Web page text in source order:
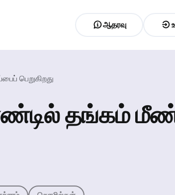
ஆதரவு
பெறுகிறது
தங்கம்